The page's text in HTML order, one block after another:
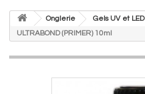
Onglerie Gels UV et LED
ULTRABOND (PRIMER) 10ml